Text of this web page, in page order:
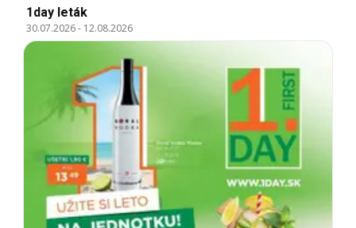
1day leták
30.07.2026- 12.08.2026